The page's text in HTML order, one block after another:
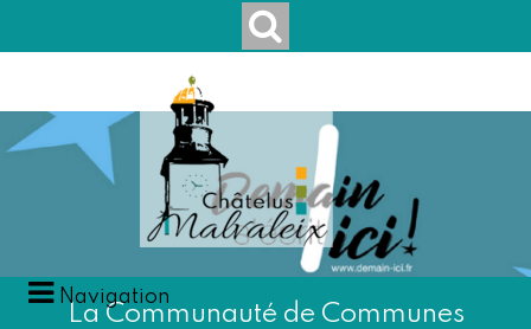
Navigation
La Communauté de Communes